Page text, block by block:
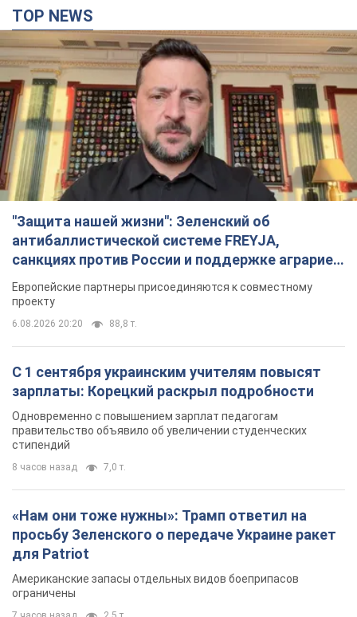
антибаллистической системе FREYJA,
санкциях против России и поддержке аграриев.
Видео
Европейские партнеры присоединяются к совместному
проекту
6.08.2026 20:20 88,8 т.
С 1 сентября украинским учителям повысят
зарплаты: Корецкий раскрыл подробности
Одновременно с повышением зарплат педагогам
стипендий
8 часов назад 7,0 т.
«Нам они тоже нужны»: Трамп ответил на
просьбу Зеленского о передаче Украине ракет
для Patriot
ограничены
7 часов назад 2,5 т.